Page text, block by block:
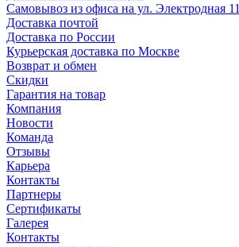
Самовывоз из офиса на ул. Электродная 11
Доставка почтой
Доставка по России
Курьерская доставка по Москве
Возврат и обмен
Скидки
Гарантия на товар
Компания
Новости
Команда
Отзывы
Карьера
Контакты
Партнеры
Сертификаты
Галерея
Контакты